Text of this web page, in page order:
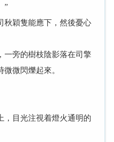
”
穎隻能應下，然後憂心
旁的樹枝陰影落在司擎
微閃爍起來。
目光注視着燈火通明的